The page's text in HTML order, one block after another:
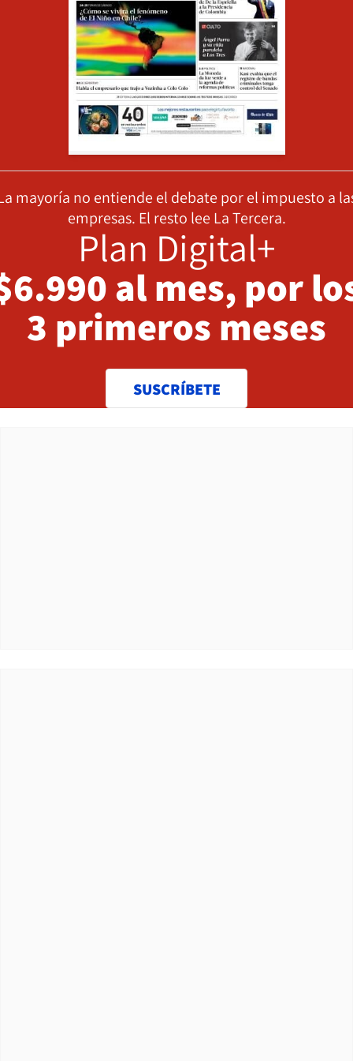
mayoría no entiende el debate por el impuesto a
empresas. El resto lee La Tercera.
Plan Digital+
al mes, por
3 primeros meses
SUSCRÍBETE